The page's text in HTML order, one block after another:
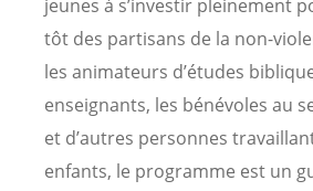
jeunes à s’investir pleinement
tôt des partisans de la non-
les animateurs d’études
enseignants, les bénévoles au
et d’autres personnes
enfants, le programme est un